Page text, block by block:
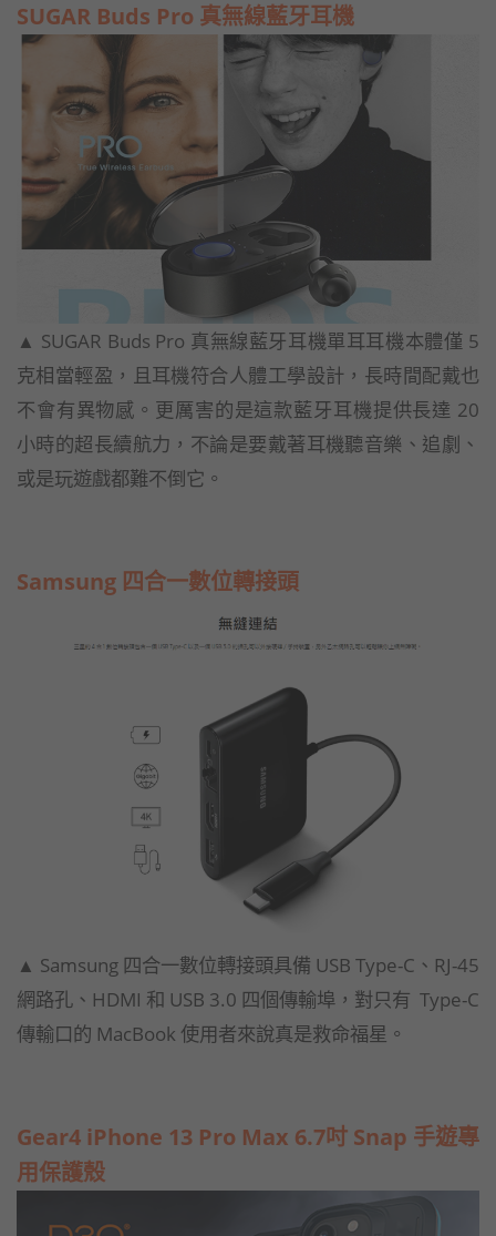
SUGAR Buds Pro 真無線藍牙耳機
▲ SUGAR Buds Pro 真無線藍牙耳機單耳耳機本體僅 5
克相當輕盈，且耳機符合人體工學設計，長時間配戴也
不會有異物感。更厲害的是這款藍牙耳機提供長達 20
小時的超長續航力，不論是要戴著耳機聽音樂、追劇、
或是玩遊戲都難不倒它。
Samsung 四合一數位轉接頭
▲ Samsung 四合一數位轉接頭具備 USB Type-C、RJ-45
網路孔、HDMI 和 USB 3.0 四個傳輸埠，對只有 Type-C
傳輸口的 MacBook 使用者來說真是救命福星。
Gear4 iPhone 13 Pro Max 6.7吋 Snap 手遊專
用保護殼